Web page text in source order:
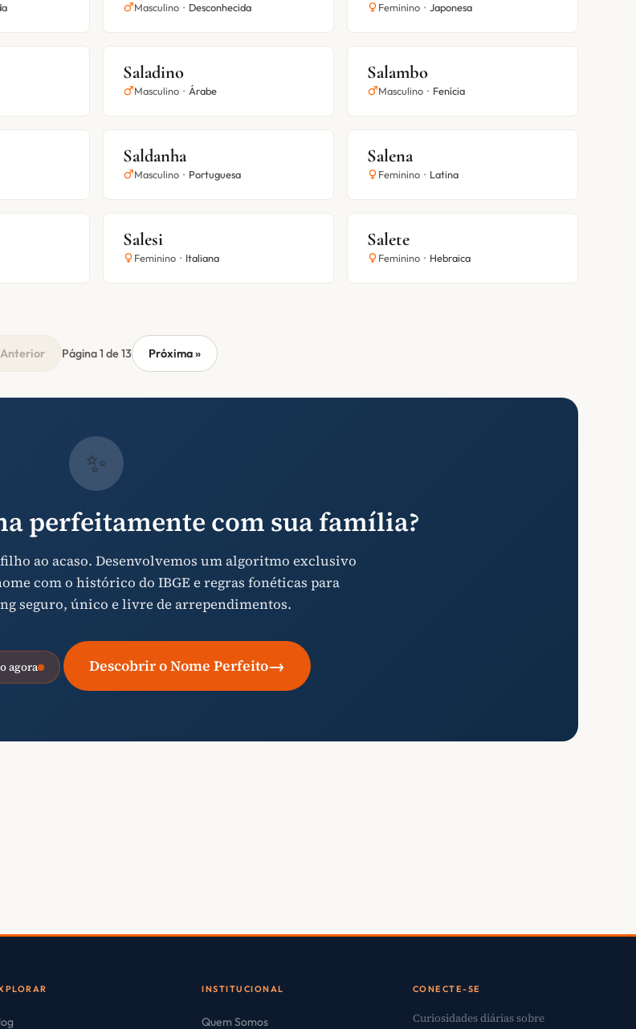
Masculino • Desconhecida Feminino • Japonesa
Saladino
Masculino • Árabe
Salambo
Masculino • Fenícia
Saldanha
Masculino • Portuguesa
Salena
Feminino • Latina
Salesi
Feminino • Italiana
Salete
Feminino • Hebraica
Página 1 de 13 Próxima »
✨
perfeitamente com sua família?
ao acaso. Desenvolvemos um algoritmo exclusivo
com o histórico do IBGE e regras fonéticas para
seguro, único e livre de arrependimentos.
agora Descobrir o Nome Perfeito→
INSTITUCIONAL
Quem Somos
CONECTE-SE
Curiosidades diárias sobre